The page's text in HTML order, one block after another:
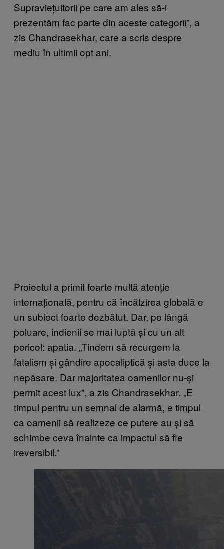
Supraviețuitorii pe care am ales să-i
prezentăm fac parte din aceste categorii”, a
zis Chandrasekhar, care a scris despre
mediu în ultimii opt ani.
Proiectul a primit foarte multă atenție
internațională, pentru că încălzirea globală e
un subiect foarte dezbătut. Dar, pe lângă
poluare, indienii se mai luptă și cu un alt
pericol: apatia. „Tindem să recurgem la
fatalism și gândire apocaliptică și asta duce la
nepăsare. Dar majoritatea oamenilor nu-și
permit acest lux”, a zis Chandrasekhar. „E
timpul pentru un semnal de alarmă, e timpul
ca oamenii să realizeze ce putere au și să
schimbe ceva înainte ca impactul să fie
ireversibil.”